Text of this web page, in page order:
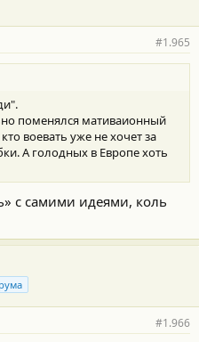
#1.965
поменялся мативаионный
воевать уже не хочет за
А голодных в Европе хоть
с самими идеями, коль
#1.966